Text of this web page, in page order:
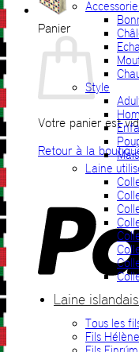
Panier
Votre panier est
Retour à la
Style
Laine
Laine
Tous les
Fils